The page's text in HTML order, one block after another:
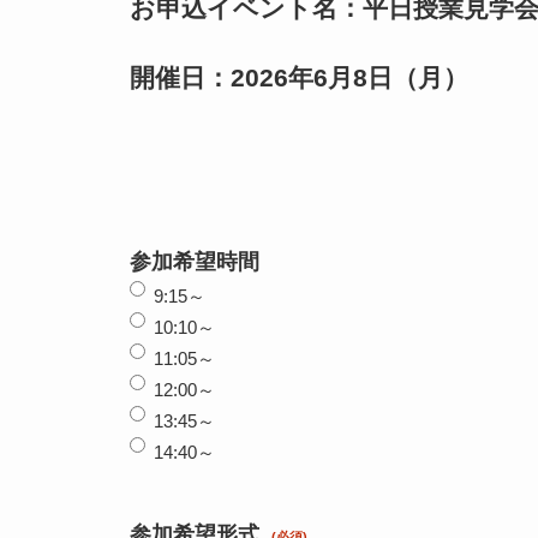
お申込イベント名：平日授業見学会
開催日：2026年6月8日（月）
参加希望時間
9:15～
10:10～
11:05～
12:00～
13:45～
14:40～